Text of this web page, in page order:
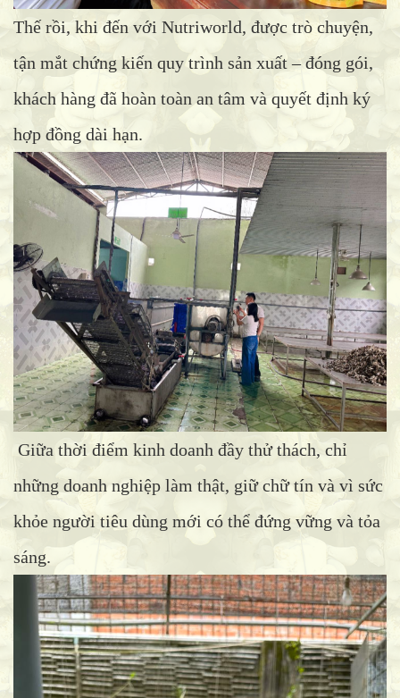
Thế rồi, khi đến với Nutriworld, được trò chuyện,
tận mắt chứng kiến quy trình sản xuất – đóng gói,
khách hàng đã hoàn toàn an tâm và quyết định ký
hợp đồng dài hạn.
Giữa thời điểm kinh doanh đầy thử thách, chỉ
những doanh nghiệp làm thật, giữ chữ tín và vì sức
khỏe người tiêu dùng mới có thể đứng vững và tỏa
sáng.